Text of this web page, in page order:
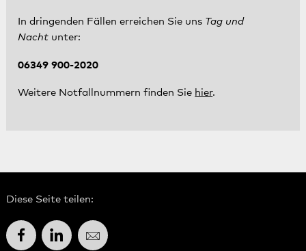
In dringenden Fällen erreichen Sie uns Tag und
Nacht unter:
06349 900-2020
Weitere Notfallnummern finden Sie hier.
Diese Seite teilen:
FacebookLinkedInE-Mail